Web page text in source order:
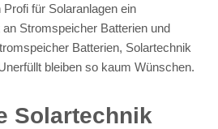
für Solaranlagen ein
Stromspeicher Batterien und
Batterien, Solartechnik
bleiben so kaum Wünschen.
Solartechnik